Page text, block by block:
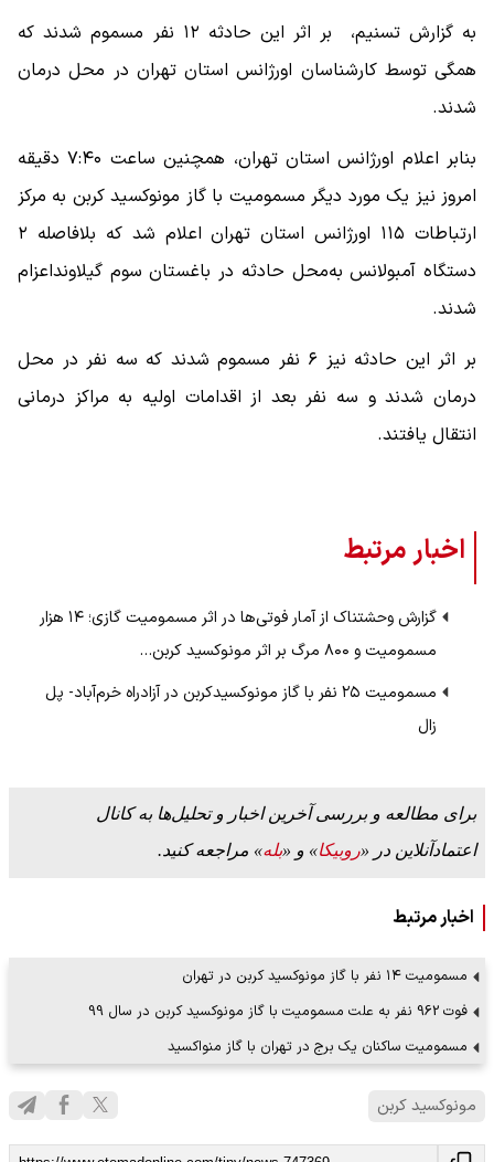
به گزارش تسنیم، بر اثر این حادثه ۱۲ نفر مسموم شدند که
همگی توسط کارشناسان اورژانس استان تهران در محل درمان
شدند.
بنابر اعلام اورژانس استان تهران، همچنین ساعت ۷:۴۰ دقیقه
امروز نیز یک مورد دیگر مسمومیت با گاز مونوکسید کربن به مرکز
ارتباطات ۱۱۵ اورژانس استان تهران اعلام شد که بلافاصله ۲
دستگاه آمبولانس به‌محل حادثه در باغستان سوم گیلاونداعزام
شدند.
بر اثر این حادثه نیز ۶ نفر مسموم شدند که سه نفر در محل
درمان شدند و سه نفر بعد از اقدامات اولیه به مراکز درمانی
انتقال یافتند.
اخبار مرتبط
گزارش وحشتناک از آمار فوتی‌ها در اثر مسمومیت گازی؛ ۱۴ هزار
مسمومیت و ۸۰۰ مرگ بر اثر مونوکسید کربن…
مسمومیت ۲۵ نفر با گاز مونوکسیدکربن در آزادراه خرم‌آباد- پل
زال
برای مطالعه و بررسی آخرین اخبار و تحلیل‌ها به کانال
اعتمادآنلاین در «روبیکا» و «بله» مراجعه کنید.
اخبار مرتبط
مسمومیت ۱۴ نفر با گاز مونوکسید کربن در تهران
فوت 962 نفر به علت مسمومیت با گاز مونوکسید کربن در سال 99
مسمومیت ساکنان یک برج در تهران با گاز منواکسید
مونوکسید کربن